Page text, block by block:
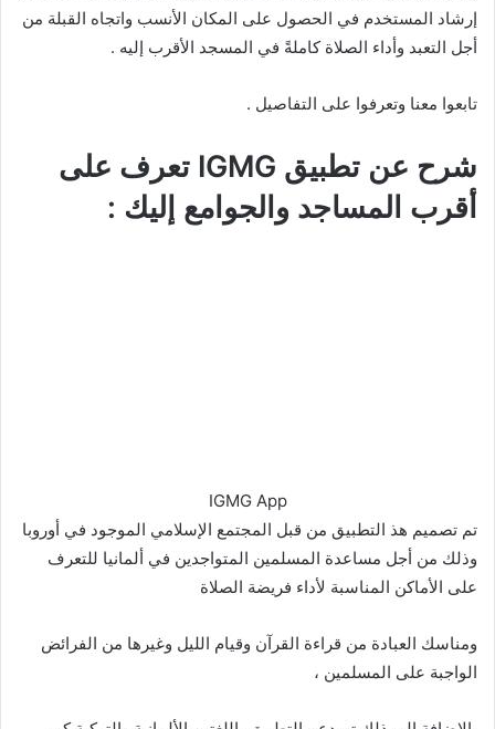
إرشاد المستخدم في الحصول على المكان الأنسب واتجاه القبلة من
أجل التعبد وأداء الصلاة كاملةً في المسجد الأقرب إليه .
تابعوا معنا وتعرفوا على التفاصيل .
شرح عن تطبيق IGMG تعرف على
أقرب المساجد والجوامع إليك :
IGMG App
تم تصميم هذ التطبيق من قبل المجتمع الإسلامي الموجود في أوروبا
وذلك من أجل مساعدة المسلمين المتواجدين في ألمانيا للتعرف
على الأماكن المناسبة لأداء فريضة الصلاة
ومناسك العبادة من قراءة القرآن وقيام الليل وغيرها من الفرائض
الواجبة على المسلمين ،